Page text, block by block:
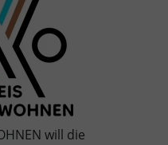
will die